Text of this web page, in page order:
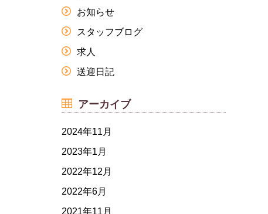
お知らせ
スタッフブログ
求人
送迎日記
アーカイブ
2024年11月
2023年1月
2022年12月
2022年6月
2021年11月